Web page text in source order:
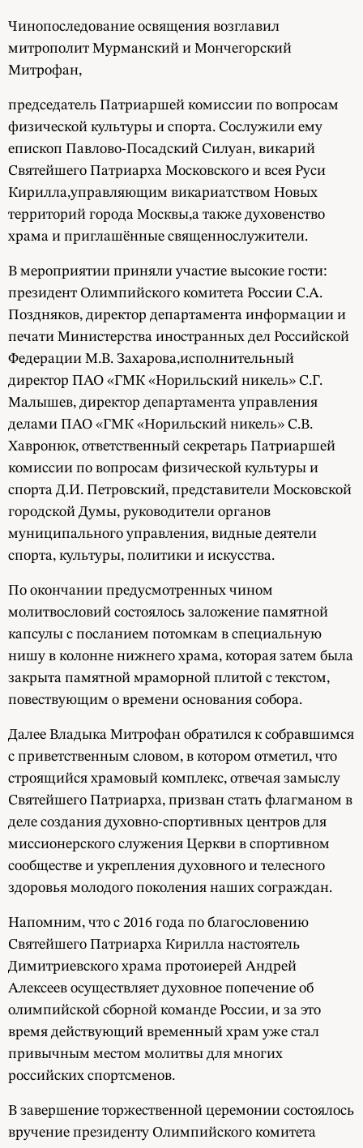
Чинопоследование освящения возглавил
митрополит Мурманский и Мончегорский
Митрофан,
председатель Патриаршей комиссии по вопросам
физической культуры и спорта. Сослужили ему
епископ Павлово-Посадский Силуан, викарий
Святейшего Патриарха Московского и всея Руси
Кирилла,управляющим викариатством Новых
территорий города Москвы,а также духовенство
храма и приглашённые священнослужители.
В мероприятии приняли участие высокие гости:
президент Олимпийского комитета России С.А.
Поздняков, директор департамента информации и
печати Министерства иностранных дел Российской
Федерации М.В. Захарова,исполнительный
директор ПАО «ГМК «Норильский никель» С.Г.
Малышев, директор департамента управления
делами ПАО «ГМК «Норильский никель» С.В.
Хавронюк, ответственный секретарь Патриаршей
комиссии по вопросам физической культуры и
спорта Д.И. Петровский, представители Московской
городской Думы, руководители органов
муниципального управления, видные деятели
спорта, культуры, политики и искусства.
По окончании предусмотренных чином
молитвословий состоялось заложение памятной
капсулы с посланием потомкам в специальную
нишу в колонне нижнего храма, которая затем была
закрыта памятной мраморной плитой с текстом,
повествующим о времени основания собора.
Далее Владыка Митрофан обратился к собравшимся
с приветственным словом, в котором отметил, что
строящийся храмовый комплекс, отвечая замыслу
Святейшего Патриарха, призван стать флагманом в
деле создания духовно-спортивных центров для
миссионерского служения Церкви в спортивном
сообществе и укрепления духовного и телесного
здоровья молодого поколения наших сограждан.
Напомним, что с 2016 года по благословению
Святейшего Патриарха Кирилла настоятель
Димитриевского храма протоиерей Андрей
Алексеев осуществляет духовное попечение об
олимпийской сборной команде России, и за это
время действующий временный храм уже стал
привычным местом молитвы для многих
российских спортсменов.
В завершение торжественной церемонии состоялось
вручение президенту Олимпийского комитета